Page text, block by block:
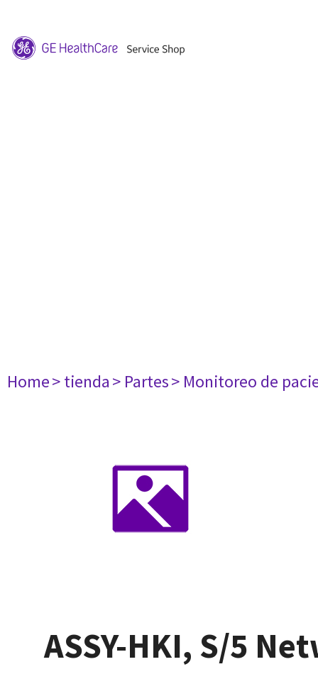
Home> tienda> Partes> Monitoreo de
ASSY-HKI, S/5